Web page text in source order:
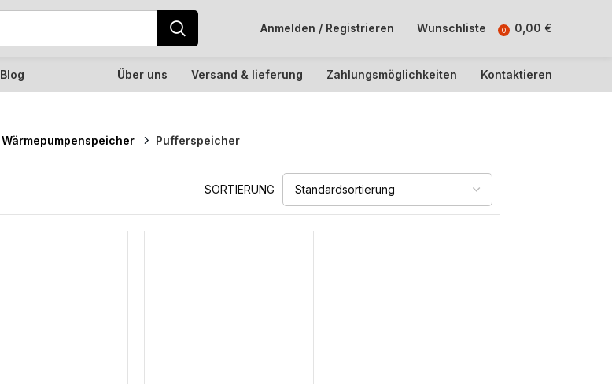
Anmelden / Registrieren Wunschliste 0 0,00 €
Blog Über uns Versand & lieferung Zahlungsmöglichkeiten Kontaktieren
Wärmepumpenspeicher Pufferspeicher
SORTIERUNG